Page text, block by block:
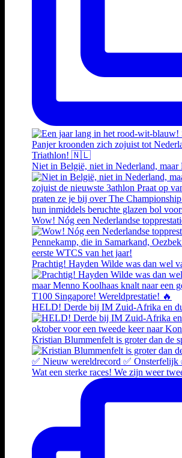
Niet in België, niet in Nederland, maar
Wow! Nóg een Nederlandse
Prachtig! Hayden Wilde was dan wel
HELD! Derde bij IM Zuid-Afrika en
Kristian Blummenfelt is groter dan de
Wat een sterke races! We zijn weer